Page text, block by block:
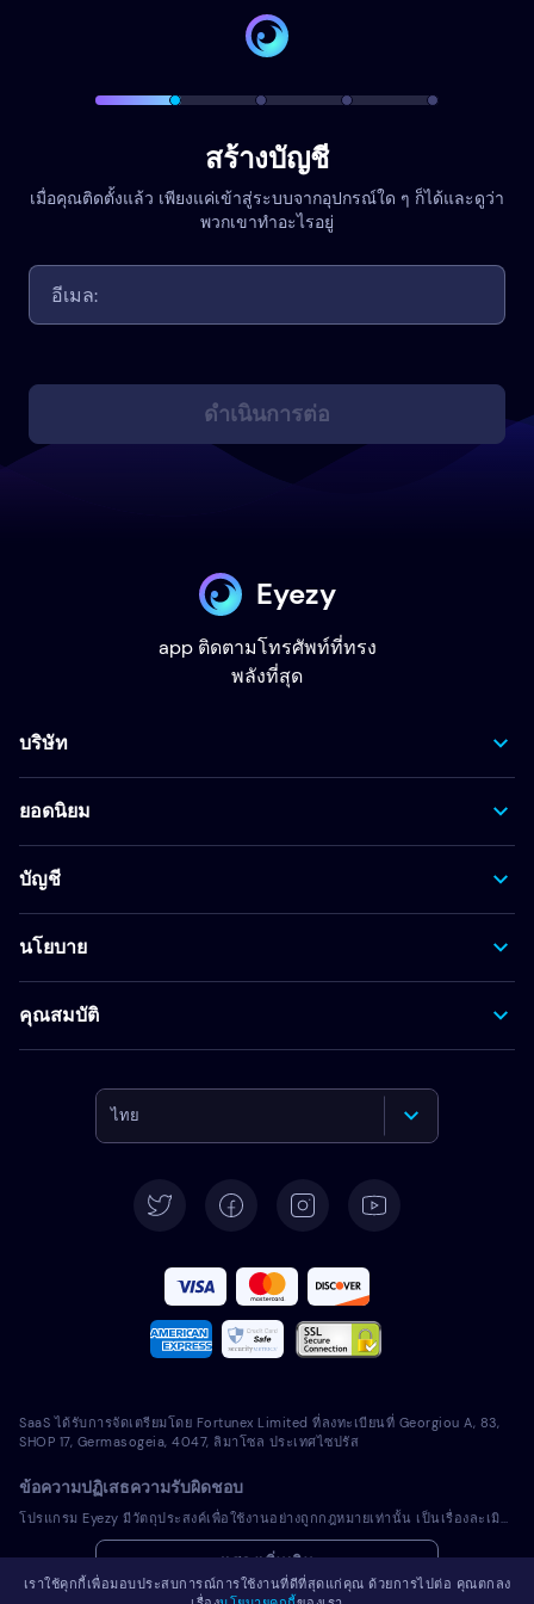
สร้างบัญชี
เมื่อคุณติดตั้งแล้ว เพียงแค่เข้าสู่ระบบจากอุปกรณ์ใด ๆ ก็ได้และดูว่า
พวกเขาทำอะไรอยู่
ดำเนินการต่อ
Eyezy
app ติดตามโทรศัพท์ที่ทรง
พลังที่สุด
บริษัท
ยอดนิยม
บัญชี
นโยบาย
คุณสมบัติ
ไทย
Deutsch
Español
Français
Português
Türkçe
Polski
SaaS ได้รับการจัดเตรียมโดย Fortunex Limited ที่ลงทะเบียนที่ Georgiou A, 83,
SHOP 17, Germasogeia, 4047, ลิมาโซล ประเทศไซปรัส
ข้อความปฏิเสธความรับผิดชอบ
โปรแกรม Eyezy มีวัตถุประสงค์เพื่อใช้งานอย่างถูกกฎหมายเท่านั้น เป็นเรื่องละเมิดการบังคับใช้กฎหมายและกฎหมายในเขตอำนาจศาลท้องถิ่นของคุณในการติดตั้งโปรแกรมที่มีลิขสิทธิ์ลงในอุปกรณ์ที่คุณไม่ได้เป็นเจ้าของ โดยทั่วไปแล้วกฎหมายกำหนดให้คุณแจ้งเตือนเจ้าของอุปกรณ์เครื่องที่คุณตั้งใจจะติดตั้งโปรแกรมที่มีลิขสิทธิ์ดังกล่าว การละเมิดข้อกำหนดนี้อาจมีผลเป็นบทลงโทษทางแพ่งและอาญาที่รุนแรง คุณควรปรึกษาที่ปรึกษาทางกฎหมายของคุณเรื่องการใช้งานโปรแกรมที่มีลิขสิทธิ์อย่างถูกกฎหมายในเขตอำนาจศาลก่อนที่จะติดตั้งและใช้งาน คุณเป็นผู้รับผิดชอบแต่เพียงผู้เดียวสำหรับการติดตั้งโปรแกรมที่มีลิขสิทธิ์ในอุปกรณ์ดังกล่าว และคุณตระหนักว่า Eyezy ไม่สามารถรับผิดชอบเรื่องดังกล่าว
แสดงเพิ่มเติม
เราใช้คุกกี้เพื่อมอบประสบการณ์การใช้งานที่ดีที่สุดแก่คุณ ด้วยการไปต่อ คุณตกลง